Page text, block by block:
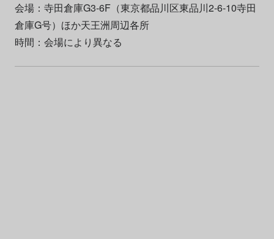
会場：寺田倉庫G3-6F（東京都品川区東品川2-6-10寺田
倉庫G号）ほか天王洲周辺各所
時間：会場により異なる